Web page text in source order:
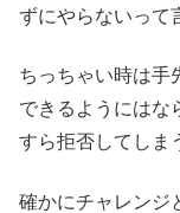
ずにやらないって
ちっちゃい時は手
できるようにはな
すら拒否してしま
確かにチャレンジ